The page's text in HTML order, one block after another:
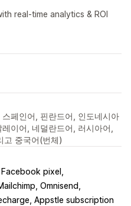
real-time analytics & ROI
페인어, 핀란드어, 인도네시아
이어, 네덜란드어, 러시아어,
고 중국어(번체)
Facebook pixel
Omnisend
Appstle subscription